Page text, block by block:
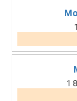
1